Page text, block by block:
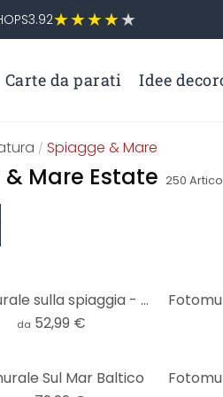
3.92
Carte da parati Idee
/ Spiagge & Mare
Mare Estate 250
Fotomurale sulla spiaggia - tramonto sulla spiaggia e sul mare - Sisi & Seb
da 52,99 €
Sul Mar Baltico